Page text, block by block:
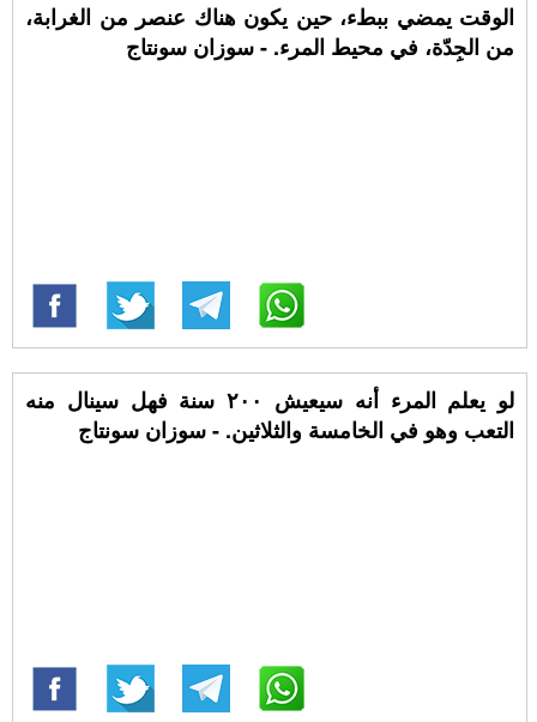
الوقت يمضي ببطء، حين يكون هناك عنصر من الغرابة،
من الجِدّة، في محيط المرء. - سوزان سونتاج
لو يعلم المرء أنه سيعيش ٢٠٠ سنة فهل سينال منه
التعب وهو في الخامسة والثلاثين. - سوزان سونتاج